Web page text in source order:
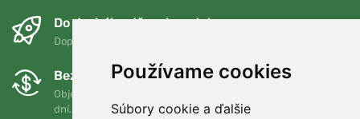
Používame cookies
Súbory cookie a ďalšie
Do druhého dňa a bezplatne
Doprava zadarmo pri objednávkach nad 75 EUR
Bezplatná výmena a vrátenie tovaru
Objednávku môžete kedykoľvek vrátiť alebo vymeniť do 90
dní.